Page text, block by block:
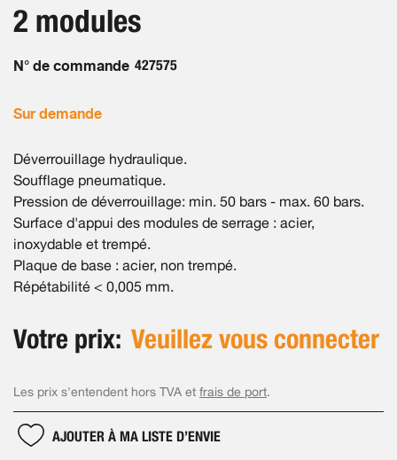
images
2 modules
N° de commande 427575
Sur demande
Déverrouillage hydraulique.
Soufflage pneumatique.
Pression de déverrouillage: min. 50 bars - max. 60 bars.
Surface d'appui des modules de serrage : acier,
inoxydable et trempé.
Plaque de base : acier, non trempé.
Répétabilité < 0,005 mm.
Votre prix: Veuillez vous connecter
Les prix s'entendent hors TVA et frais de port.
AJOUTER À MA LISTE D’ENVIE